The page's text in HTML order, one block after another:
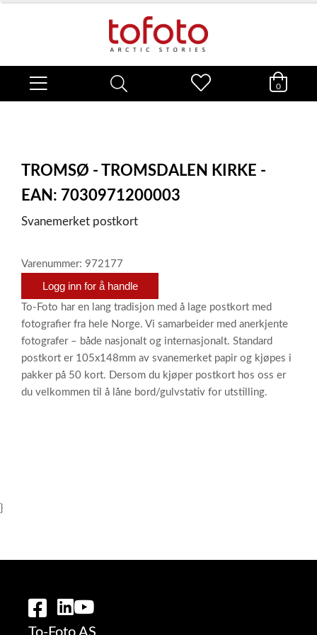
0
TROMSØ - TROMSDALEN KIRKE -
EAN: 7030971200003
Svanemerket postkort
Varenummer: 972177
Logg inn for å handle
To-Foto har en lang tradisjon med å lage postkort med
fotografier fra hele Norge. Vi samarbeider med anerkjente
fotografer – både nasjonalt og internasjonalt. Standard
postkort er 105x148mm av svanemerket papir og kjøpes i
pakker på 50 kort. Dersom du kjøper postkort hos oss er
du velkommen til å låne bord/gulvstativ for utstilling.
}
To-Foto AS